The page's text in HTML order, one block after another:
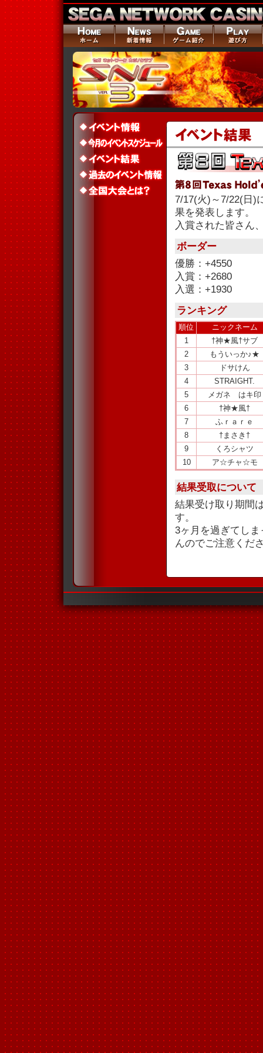
7/17(火)～7/22(日)
果を発表します。
入賞された皆さん
ボーダー
優勝：+4550
入賞：+2680
入選：+1930
ランキング
順位
ニックネーム
1
†神★風†サブ
2
もういっか♪★
3
ドサけん
4
STRAIGHT.
5
メガネ はキ印
6
†神★風†
7
ふｒａｒｅ
8
†まさき†
9
くろシャツ
10
ア☆チャ☆モ
結果受取について
結果受け取り期間
す。
3ヶ月を過ぎてし
んのでご注意くだ